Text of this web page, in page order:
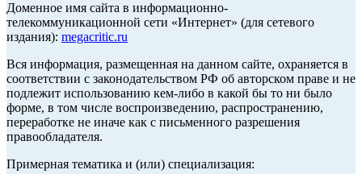
Доменное имя сайта в информационно-
телекоммуникационной сети «Интернет» (для сетевого
издания): megacritic.ru
Вся информация, размещенная на данном сайте, охраняется в
соответствии с законодательством РФ об авторском праве и не
подлежит использованию кем-либо в какой бы то ни было
форме, в том числе воспроизведению, распространению,
переработке не иначе как с письменного разрешения
правообладателя.
Примерная тематика и (или) специализация: